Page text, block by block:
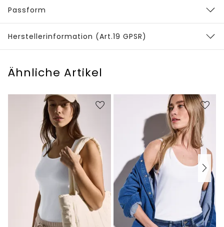
Passform
Herstellerinformation (Art.19 GPSR)
Ähnliche Artikel